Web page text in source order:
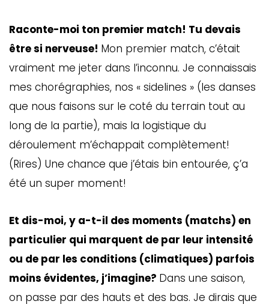
Raconte-moi ton premier match! Tu devais
être si nerveuse! Mon premier match, c’était
vraiment me jeter dans l’inconnu. Je connaissais
mes chorégraphies, nos « sidelines » (les danses
que nous faisons sur le coté du terrain tout au
long de la partie), mais la logistique du
déroulement m’échappait complètement!
(Rires) Une chance que j’étais bin entourée, ç’a
été un super moment!
Et dis-moi, y a-t-il des moments (matchs) en
particulier qui marquent de par leur intensité
ou de par les conditions (climatiques) parfois
moins évidentes, j’imagine? Dans une saison,
on passe par des hauts et des bas. Je dirais que